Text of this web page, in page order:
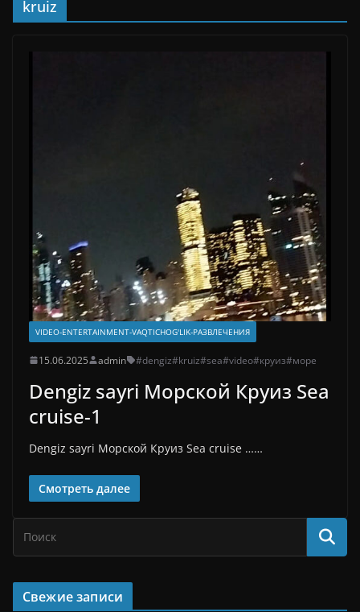
kruiz
VIDEO-ENTERTAINMENT-VAQTICHOG'LIK-РАЗВЛЕЧЕНИЯ
15.06.2025 admin #dengiz#kruiz#sea#video#круиз#море
Dengiz sayri Морской Круиз Sea
cruise-1
Dengiz sayri Морской Круиз Sea cruise ……
Смотреть далее
Свежие записи